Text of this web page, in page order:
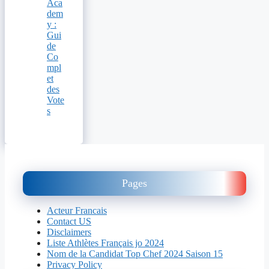
Aca
dem
y :
Gui
de
Co
mpl
et
des
Vote
s
Pages
Acteur Francais
Contact US
Disclaimers
Liste Athlètes Français jo 2024
Nom de la Candidat Top Chef 2024 Saison 15
Privacy Policy